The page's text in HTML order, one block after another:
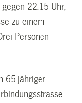
22.15 Uhr,
zu einem
Personen
65-jähriger